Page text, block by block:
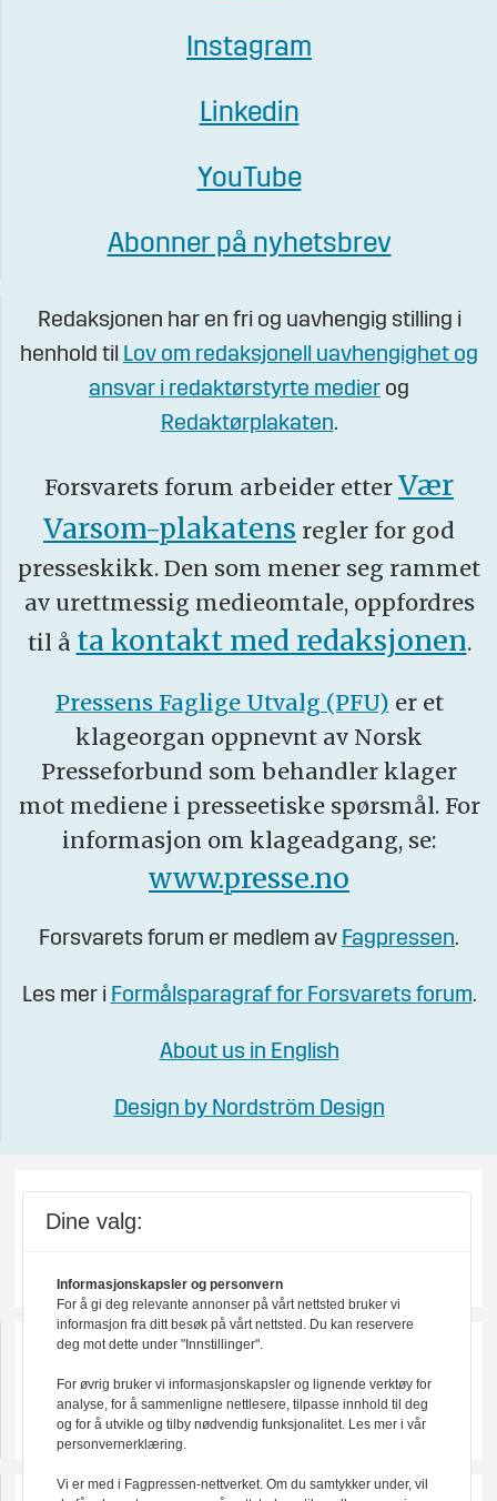
Instagram
Linkedin
YouTube
Abonner på nyhetsbrev
Redaksjonen har en fri og uavhengig stilling i
henhold til Lov om redaksjonell uavhengighet og
ansvar i redaktørstyrte medier og
Redaktørplakaten.
Forsvarets forum arbeider etter Vær
Varsom-plakatens regler for god
presseskikk. Den som mener seg rammet
av urettmessig medieomtale, oppfordres
til å ta kontakt med redaksjonen.
Pressens Faglige Utvalg (PFU) er et
klageorgan oppnevnt av Norsk
Presseforbund som behandler klager
mot mediene i presseetiske spørsmål. For
informasjon om klageadgang, se:
www.presse.no
Forsvarets forum er medlem av Fagpressen.
Les mer i Formålsparagraf for Forsvarets forum.
About us in English
Design by Nordström Design
Dine valg:
Informasjonskapsler og personvern
For å gi deg relevante annonser på vårt nettsted bruker vi
informasjon fra ditt besøk på vårt nettsted. Du kan reservere
deg mot dette under "Innstillinger".
For øvrig bruker vi informasjonskapsler og lignende verktøy for
analyse, for å sammenligne nettlesere, tilpasse innhold til deg
og for å utvikle og tilby nødvendig funksjonalitet. Les mer i vår
personvernerklæring.
Vi er med i Fagpressen-nettverket. Om du samtykker under, vil